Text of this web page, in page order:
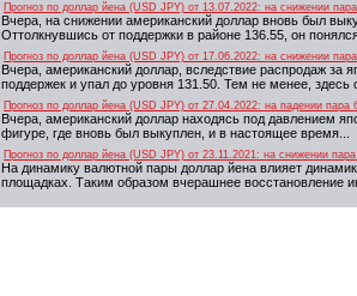
Прогноз по доллар йена (USD JPY) от 13.07.2022: на снижении
Вчера, на снижении американский доллар вновь был
Оттолкнувшись от поддержки в районе 136.55, он понялся
Прогноз по доллар йена (USD JPY) от 17.06.2022: на снижении
Вчера, американский доллар, вследствие распродаж за
поддержек и упал до уровня 131.50. Тем не менее, здесь
Прогноз по доллар йена (USD JPY) от 27.04.2022: на падении пара
Вчера, американский доллар находясь под давлением
фигуре, где вновь был выкуплен, и в настоящее время...
Прогноз по доллар йена (USD JPY) от 23.11.2021: на снижении
На динамику валютной пары доллар йена влияет
площадках. Таким образом вчерашнее восстановление